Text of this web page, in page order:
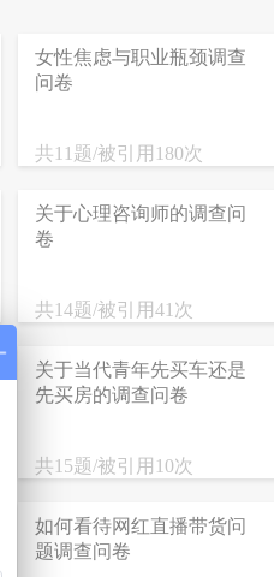
女性焦虑与职业瓶颈调查
问卷
共11题/被引用180次
关于心理咨询师的调查问
卷
共14题/被引用41次
关于当代青年先买车还是
先买房的调查问卷
共15题/被引用10次
如何看待网红直播带货问
题调查问卷